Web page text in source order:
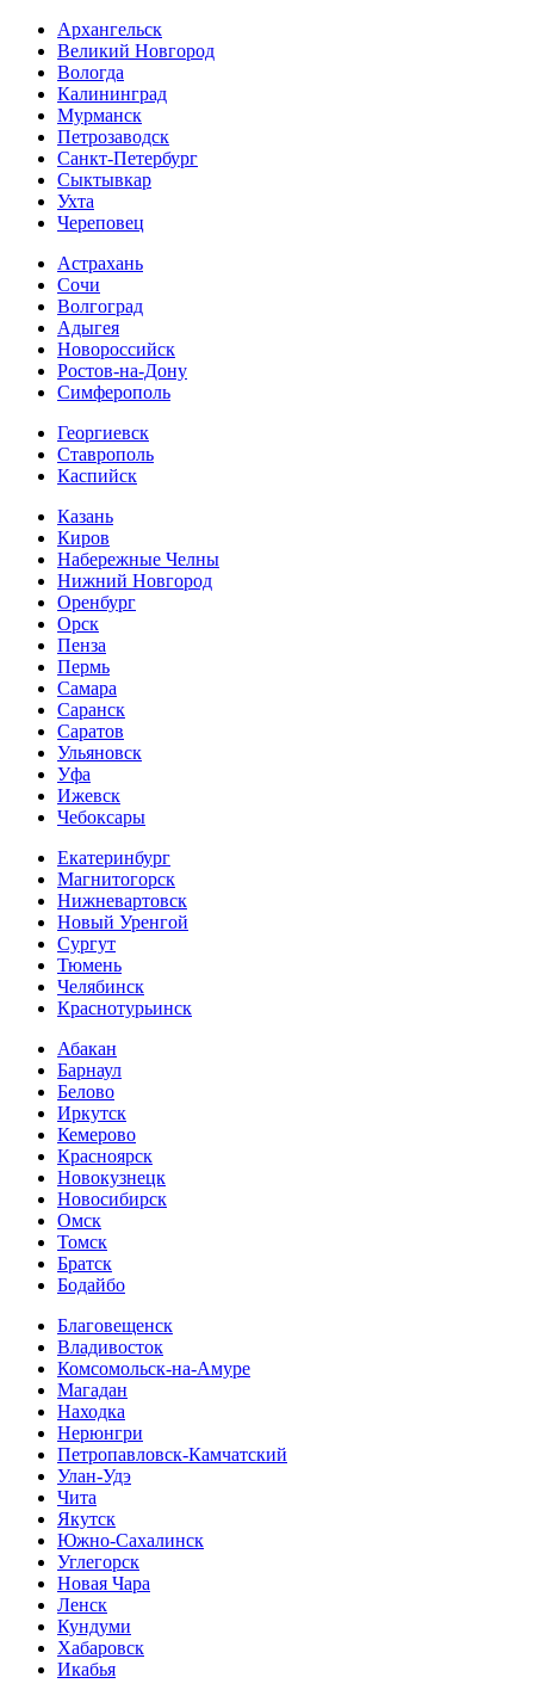
Архангельск
Великий Новгород
Вологда
Калининград
Мурманск
Петрозаводск
Санкт-Петербург
Сыктывкар
Ухта
Череповец
Астрахань
Сочи
Волгоград
Адыгея
Новороссийск
Ростов-на-Дону
Симферополь
Георгиевск
Ставрополь
Каспийск
Казань
Киров
Набережные Челны
Нижний Новгород
Оренбург
Орск
Пенза
Пермь
Самара
Саранск
Саратов
Ульяновск
Уфа
Ижевск
Чебоксары
Екатеринбург
Магнитогорск
Нижневартовск
Новый Уренгой
Сургут
Тюмень
Челябинск
Краснотурьинск
Абакан
Барнаул
Белово
Иркутск
Кемерово
Красноярск
Новокузнецк
Новосибирск
Омск
Томск
Братск
Бодайбо
Благовещенск
Владивосток
Комсомольск-на-Амуре
Магадан
Находка
Нерюнгри
Петропавловск-Камчатский
Улан-Удэ
Чита
Якутск
Южно-Сахалинск
Углегорск
Новая Чара
Ленск
Кундуми
Хабаровск
Икабья